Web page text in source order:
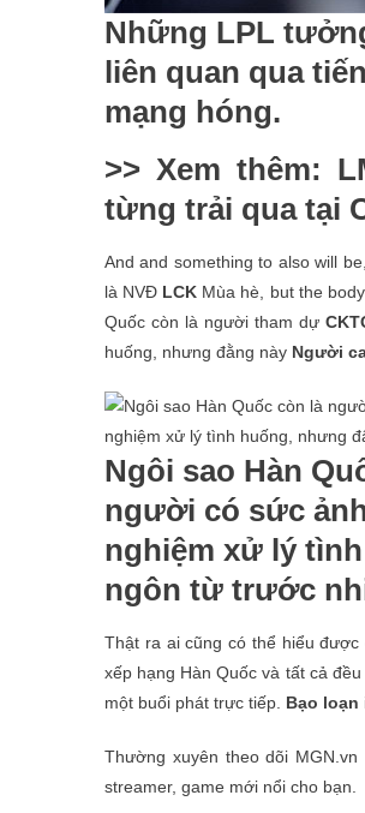
Những LPL
liên quan qua
mạng hóng.
>> Xem thêm:
từng trải qua tại
And and something to also will
là NVĐ LCK Mùa hè, but the
Quốc còn là người tham dự
huống, nhưng đằng này Người
Ngôi sao Hàn
người có sức
nghiệm xử lý
ngôn từ trước
Thật ra ai cũng có thể hiểu được
xếp hạng Hàn Quốc và tất cả
một buổi phát trực tiếp. Bạo loạn
Thường xuyên theo dõi
streamer, game mới nổi cho bạn.